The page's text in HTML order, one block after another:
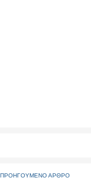
ΠΡΟΗΓΟΥΜΕΝΟ ΑΡΘΡΟ